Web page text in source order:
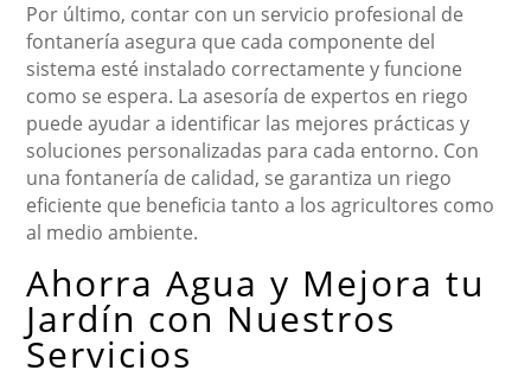
Por último, contar con un servicio profesional de
fontanería asegura que cada componente del
sistema esté instalado correctamente y funcione
como se espera. La asesoría de expertos en riego
puede ayudar a identificar las mejores prácticas y
soluciones personalizadas para cada entorno. Con
una fontanería de calidad, se garantiza un riego
eficiente que beneficia tanto a los agricultores como
al medio ambiente.
Ahorra Agua y Mejora tu
Jardín con Nuestros
Servicios